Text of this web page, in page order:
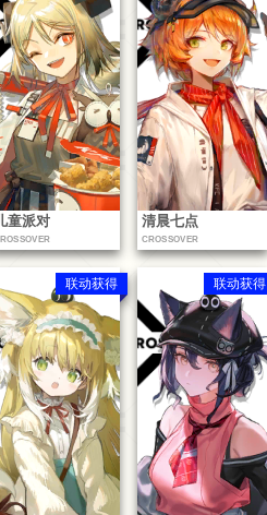
童派对 清晨七点
CROSSOVER
联动获得 联动获得